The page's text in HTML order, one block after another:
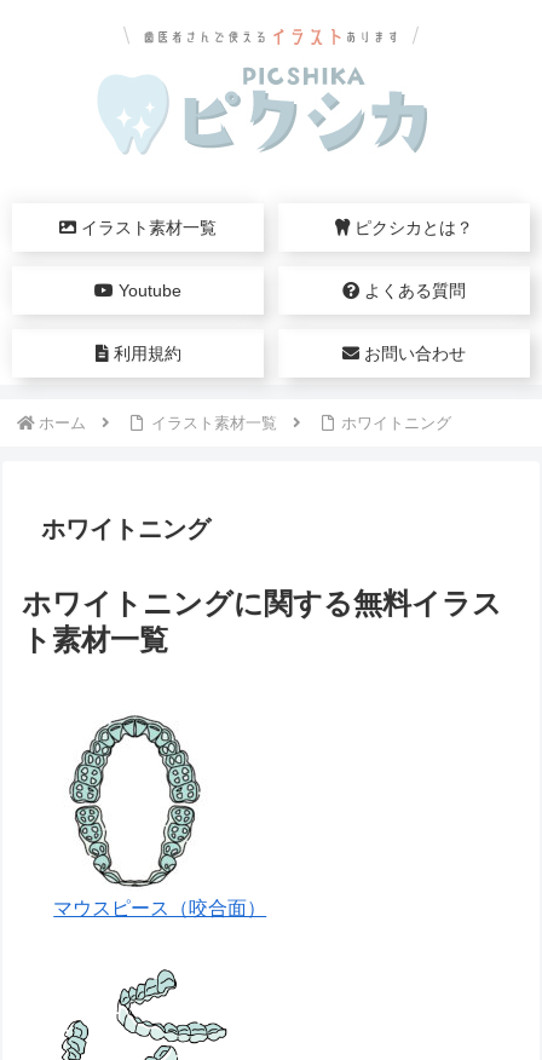
イラスト素材一覧 ピクシカとは？
Youtube よくある質問
利用規約 お問い合わせ
ホーム イラスト素材一覧 ホワイトニング
ホワイトニング
ホワイトニングに関する無料イラス
ト素材一覧
マウスピース（咬合面）